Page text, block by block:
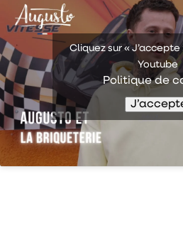
Cliquez sur «
Youtube
Politique de